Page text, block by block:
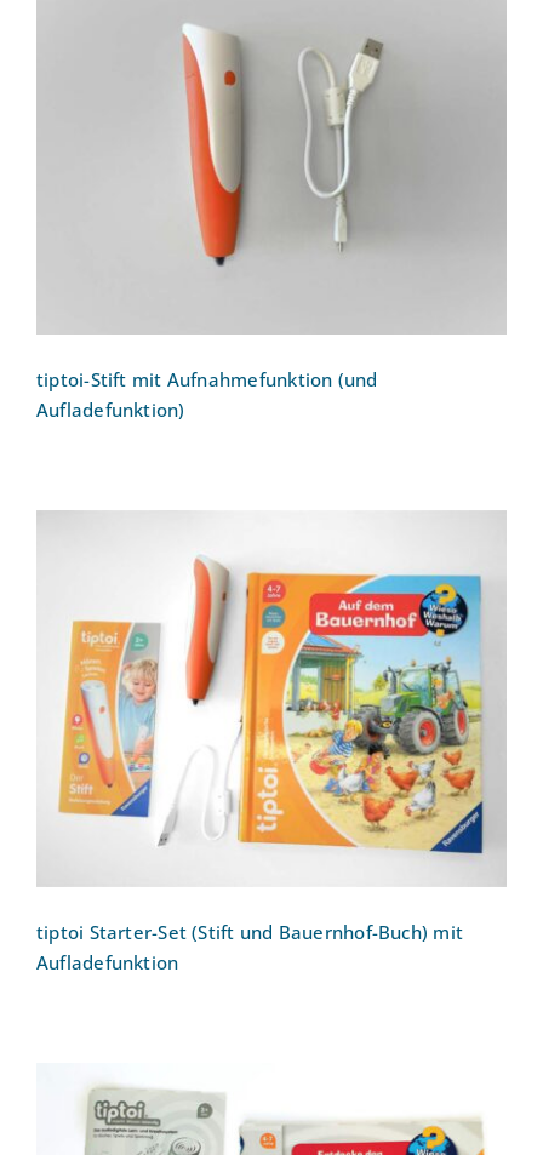
tiptoi-Stift mit Aufnahmefunktion (und
Aufladefunktion)
tiptoi-Stift mit Aufnahmefunktion (und
Aufladefunktion)
tiptoi Starter-Set (Stift und Bauernhof-
Buch) mit Aufladefunktion
tiptoi Starter-Set (Stift und Bauernhof-Buch) mit
Aufladefunktion